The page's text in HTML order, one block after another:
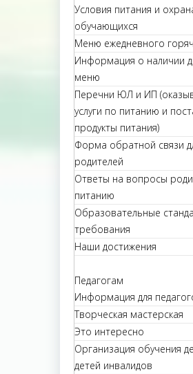
Условия питания и
обучающихся
Меню ежедневного
Информация о наличии
меню
Перечни ЮЛ и ИП
услуги по питанию и
продукты питания)
Форма обратной связи
родителей
Ответы на вопросы
питанию
Образовательные
требования
Наши достижения
Педагогам
Информация для
Творческая мастерская
Это интересно
Организация обучения
детей инвалидов